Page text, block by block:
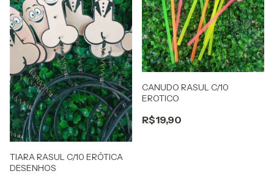
TIARA RASUL C/10 ERÓTICA
DESENHOS
CANUDO RASUL C/10
EROTICO
R$19,90